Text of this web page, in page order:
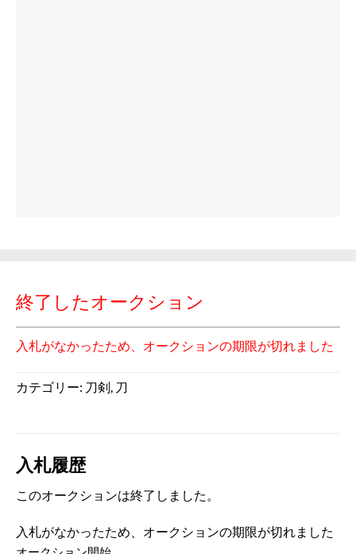
終了したオークション
入札がなかったため、オークションの期限が切れました
カテゴリー: 刀剣, 刀
入札履歴
このオークションは終了しました。
入札がなかったため、オークションの期限が切れました